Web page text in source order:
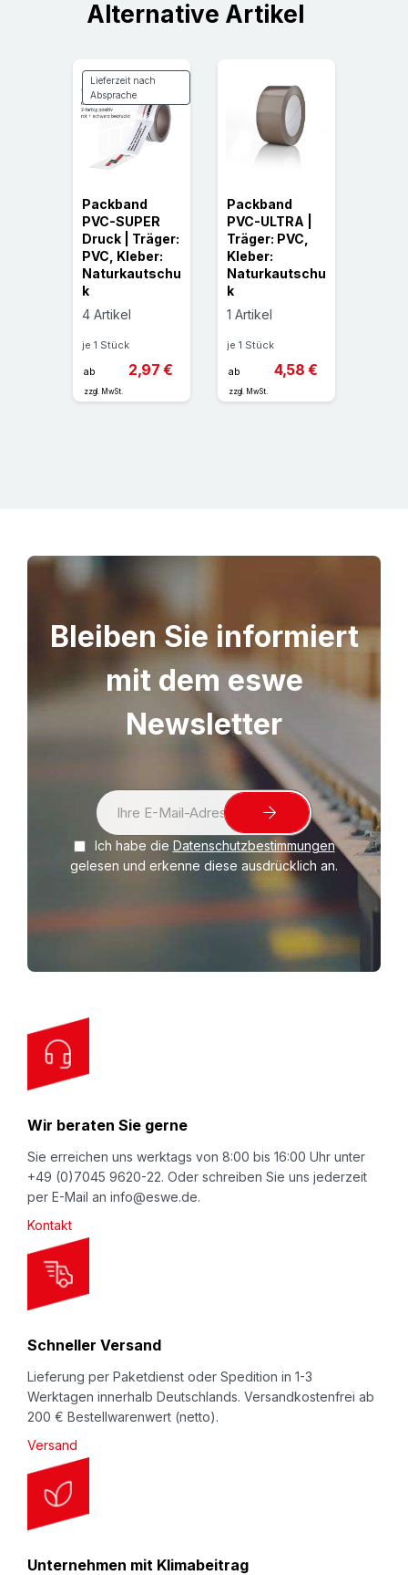
Alternative Artikel
Lieferzeit nach
Absprache
Packband
PVC-SUPER
Druck | Träger:
PVC, Kleber:
Naturkautschu
k
4 Artikel
je 1 Stück
ab 2,97 €
zzgl. MwSt.
Packband
PVC-ULTRA |
Träger: PVC,
Kleber:
Naturkautschu
k
1 Artikel
je 1 Stück
ab 4,58 €
zzgl. MwSt.
Bleiben Sie informiert
mit dem eswe
Newsletter
o
O
u
r
e
w
s
e
t
e
r
Ich habe die Datenschutzbestimmungen
gelesen und erkenne diese ausdrücklich an.
Wir beraten Sie gerne
Sie erreichen uns werktags von 8:00 bis 16:00 Uhr unter
+49 (0)7045 9620-22. Oder schreiben Sie uns jederzeit
per E-Mail an info@eswe.de.
Kontakt
Schneller Versand
Lieferung per Paketdienst oder Spedition in 1-3
Werktagen innerhalb Deutschlands. Versandkostenfrei ab
200 € Bestellwarenwert (netto).
Versand
Unternehmen mit Klimabeitrag